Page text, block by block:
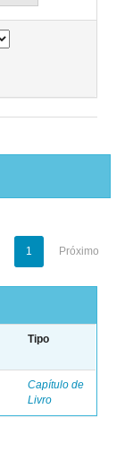
1 Próximo
Tipo
Capítulo de
Livro